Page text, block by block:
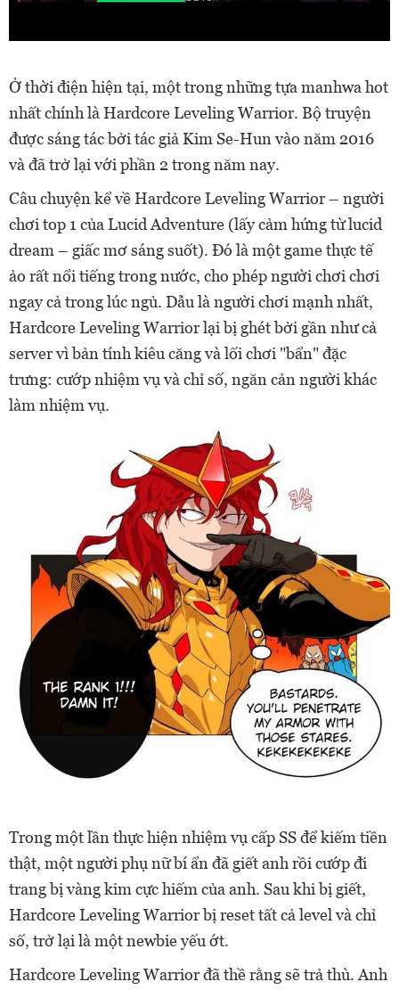
Ở thời điện hiện tại, một trong những tựa manhwa hot
nhất chính là Hardcore Leveling Warrior. Bộ truyện
được sáng tác bởi tác giả Kim Se-Hun vào năm 2016
và đã trở lại với phần 2 trong năm nay.
Câu chuyện kể về Hardcore Leveling Warrior – người
chơi top 1 của Lucid Adventure (lấy cảm hứng từ lucid
dream – giấc mơ sáng suốt). Đó là một game thực tế
ảo rất nổi tiếng trong nước, cho phép người chơi chơi
ngay cả trong lúc ngủ. Dẫu là người chơi mạnh nhất,
Hardcore Leveling Warrior lại bị ghét bởi gần như cả
server vì bản tính kiêu căng và lối chơi "bẩn" đặc
trưng: cướp nhiệm vụ và chỉ số, ngăn cản người khác
làm nhiệm vụ.
Trong một lần thực hiện nhiệm vụ cấp SS để kiếm tiền
thật, một người phụ nữ bí ẩn đã giết anh rồi cướp đi
trang bị vàng kim cực hiếm của anh. Sau khi bị giết,
Hardcore Leveling Warrior bị reset tất cả level và chỉ
số, trở lại là một newbie yếu ớt.
Hardcore Leveling Warrior đã thề rằng sẽ trả thù. Anh